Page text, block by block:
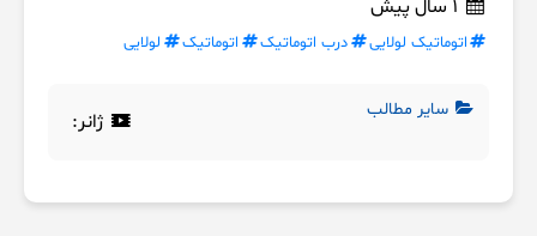
اتوماتیک لولایی درب اتوماتیک اتوماتیک لولایی
سایر مطالب ژانر: